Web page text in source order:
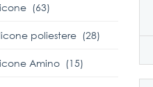
(63)
poliestere (28)
Amino (15)